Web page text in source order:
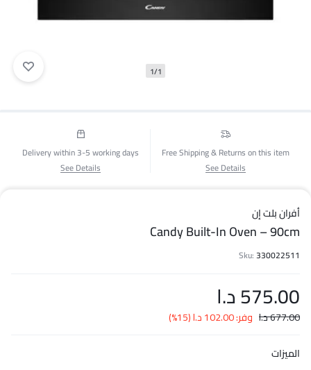
1/1
Free Shipping & Returns on this item
See Details
Delivery within 3-5 working days
See Details
أفران بلت إن
Candy Built-In Oven – 90cm
Sku:330022511
575.00د.ا
677.00د.ا وفر:102.00د.ا(15%)
الميزات